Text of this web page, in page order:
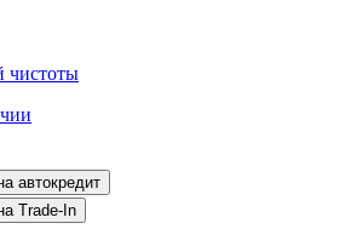
чистоты
на автокредит
на Trade-In